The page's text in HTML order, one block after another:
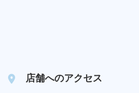
店舗へのアクセス